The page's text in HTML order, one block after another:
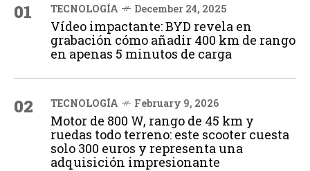
01 TECNOLOGÍA December 24, 2025
Vídeo impactante: BYD revela en
grabación cómo añadir 400 km de rango
en apenas 5 minutos de carga
02 TECNOLOGÍA February 9, 2026
Motor de 800 W, rango de 45 km y
ruedas todo terreno: este scooter cuesta
solo 300 euros y representa una
adquisición impresionante